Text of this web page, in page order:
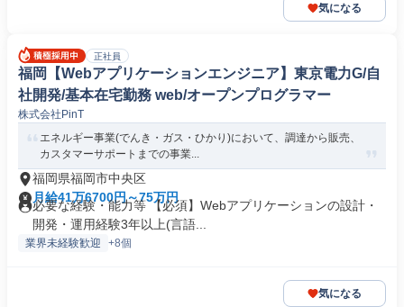
気になる
正社員
福岡【Webアプリケーションエンジニア】東京電力G/自
社開発/基本在宅勤務 web/オープンプログラマー
株式会社PinT
エネルギー事業(でんき・ガス・ひかり)において、調達から販売、
カスタマーサポートまでの事業...
福岡県福岡市中央区
月給41万6700円～75万円
必要な経験・能力等 【必須】Webアプリケーションの設計・
開発・運用経験3年以上(言語...
業界未経験歓迎 +8個
気になる